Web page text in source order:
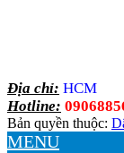
Địa chỉ: HCM
Hotline:
Bản quyền thuộc:
MENU